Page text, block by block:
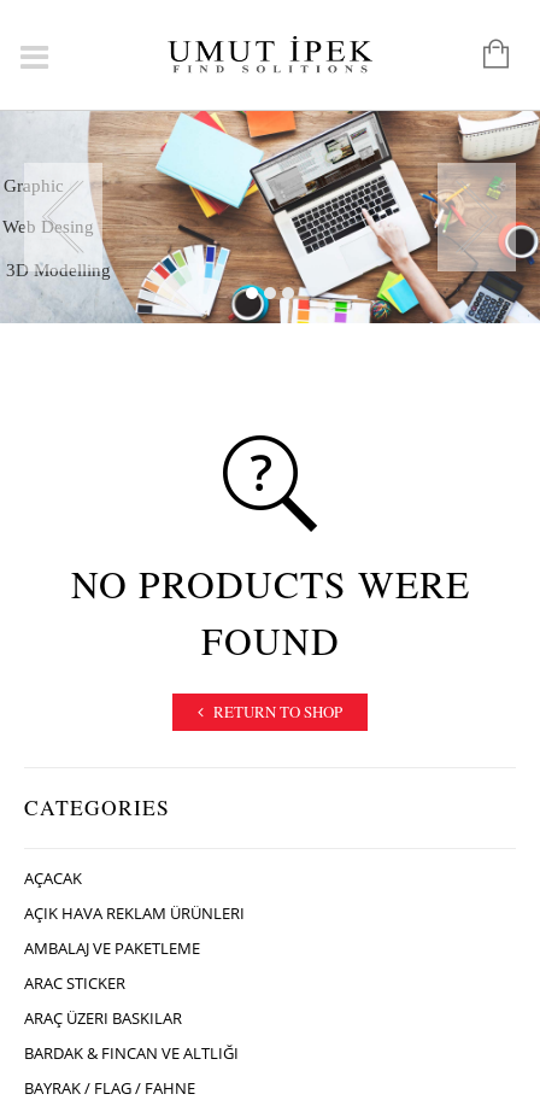
3D Modelling
Graphic
Web Desing
CATEGORIES
AÇACAK
AÇIK HAVA REKLAM ÜRÜNLERI
AMBALAJ VE PAKETLEME
ARAC STICKER
ARAÇ ÜZERI BASKILAR
BARDAK & FINCAN VE ALTLIĞI
BAYRAK / FLAG / FAHNE
NO PRODUCTS WERE
FOUND
RETURN TO SHOP